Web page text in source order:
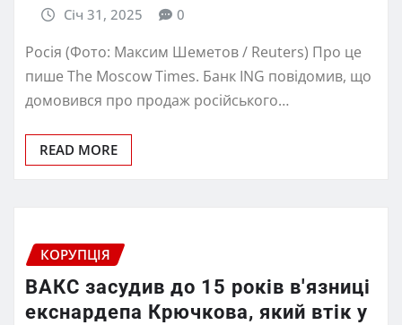
Січ 31, 2025 0
Росія (Фото: Максим Шеметов / Reuters) Про це
пише The Moscow Times. Банк ING повідомив, що
домовився про продаж російського…
READ MORE
КОРУПЦІЯ
ВАКС засудив до 15 років в'язниці
екснардепа Крючкова, який втік у